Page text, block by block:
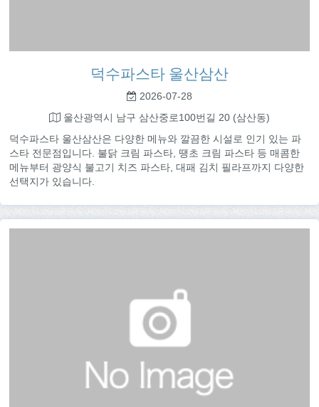
덕수파스타 울산삼산
2026-07-28
울산광역시 남구 삼산중로100번길 20 (삼산동)
덕수파스타 울산삼산은 다양한 메뉴와 깔끔한 시설로 인기 있는 파
스타 전문점입니다. 불닭 크림 파스타, 땡초 크림 파스타 등 매콤한
메뉴부터 광양식 불고기 치즈 파스타, 대패 김치 필라프까지 다양한
선택지가 있습니다.